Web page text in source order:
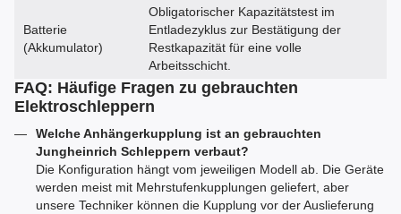
Batterie
(Akkumulator)
Obligatorischer Kapazitätstest im
Entladezyklus zur Bestätigung der
Restkapazität für eine volle
Arbeitsschicht.
FAQ: Häufige Fragen zu gebrauchten
Elektroschleppern
Welche Anhängerkupplung ist an gebrauchten
Jungheinrich Schleppern verbaut?
Die Konfiguration hängt vom jeweiligen Modell ab. Die Geräte
werden meist mit Mehrstufenkupplungen geliefert, aber
unsere Techniker können die Kupplung vor der Auslieferung